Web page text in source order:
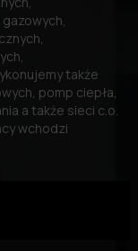
także
pomp ciepła,
a także sieci c.o.
wchodzi